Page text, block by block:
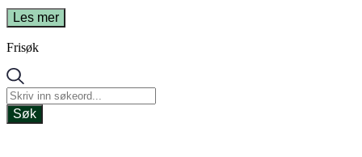
Les mer
Frisøk
Søk